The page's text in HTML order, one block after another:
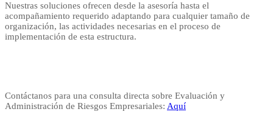
Nuestras soluciones ofrecen desde la asesoría hasta el
acompañamiento requerido adaptando para cualquier tamaño de
organización, las actividades necesarias en el proceso de
implementación de esta estructura.
Contáctanos para una consulta directa sobre Evaluación y
Administración de Riesgos Empresariales: Aquí